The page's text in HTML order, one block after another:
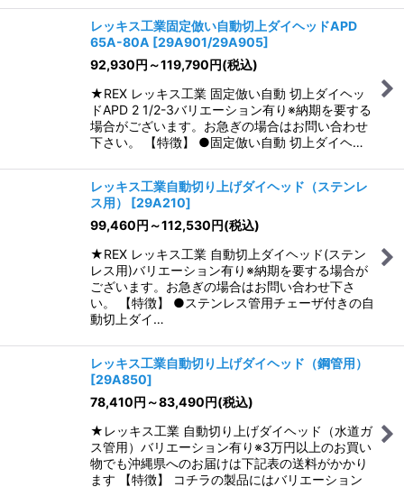
レッキス工業固定倣い自動切上ダイヘッドAPD
65A-80A [29A901/29A905]
92,930円 ～119,790円(税込)
★REX レッキス工業 固定倣い自動 切上ダイヘッ
ドAPD 2 1/2-3バリエーション有り※納期を要する
場合がございます。お急ぎの場合はお問い合わせ
下さい。 【特徴】 ●固定倣い自動 切上ダイヘ…
レッキス工業自動切り上げダイヘッド（ステンレ
ス用）
[29A210]
99,460円 ～112,530円(税込)
★REX レッキス工業 自動切上ダイヘッド(ステン
レス用)バリエーション有り※納期を要する場合が
ございます。お急ぎの場合はお問い合わせ下さ
い。 【特徴】 ●ステンレス管用チェーザ付きの自
動切上ダイ…
レッキス工業自動切り上げダイヘッド（鋼管用）
[29A850]
78,410円 ～83,490円(税込)
★レッキス工業 自動切り上げダイヘッド（水道ガ
ス管用）バリエーション有り※3万円以上のお買い
物でも沖縄県へのお届けは下記表の送料がかかり
ます 【特徴】 コチラの製品にはバリエーション